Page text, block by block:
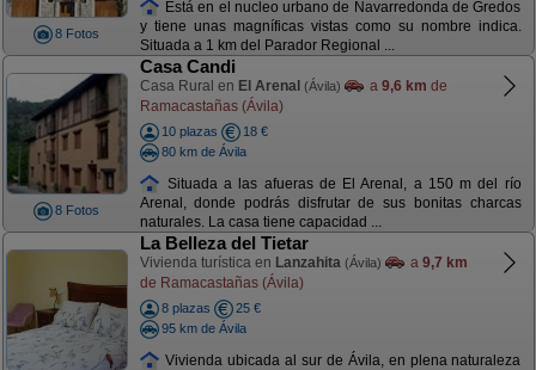
8 Fotos
Está en el nucleo urbano de Navarredonda de Gredos
y tiene unas magníficas vistas como su nombre indica.
Situada a 1 km del Parador Regional ...
8 Fotos
Casa Candi
Casa Rural en El Arenal (Ávila) a 9,6 km de
Ramacastañas (Ávila)
10 plazas
18 €
80 km de Ávila
Situada a las afueras de El Arenal, a 150 m del río
Arenal, donde podrás disfrutar de sus bonitas charcas
naturales. La casa tiene capacidad ...
La Belleza del Tietar
Vivienda turística en Lanzahita (Ávila) a 9,7 km
de Ramacastañas (Ávila)
8 plazas
25 €
95 km de Ávila
Vivienda ubicada al sur de Ávila, en plena naturaleza